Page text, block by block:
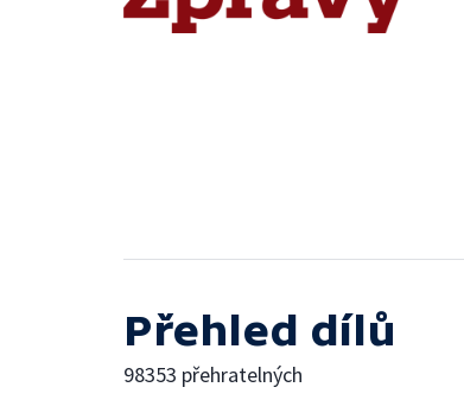
Přehled dílů
98353 přehratelných